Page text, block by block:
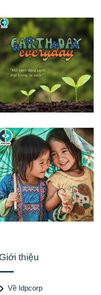
Giới thiệu
Về Idpcorp